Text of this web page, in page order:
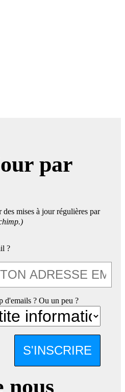
par
mises à jour régulières par
?
d'emails ? Ou un peu ?
S'INSCRIRE
nous